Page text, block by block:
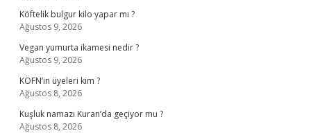
Köftelik bulgur kilo yapar mı ?
Ağustos 9, 2026
Vegan yumurta ikamesi nedir ?
Ağustos 9, 2026
KÖFN’in üyeleri kim ?
Ağustos 8, 2026
Kuşluk namazı Kuran’da geçiyor mu ?
Ağustos 8, 2026